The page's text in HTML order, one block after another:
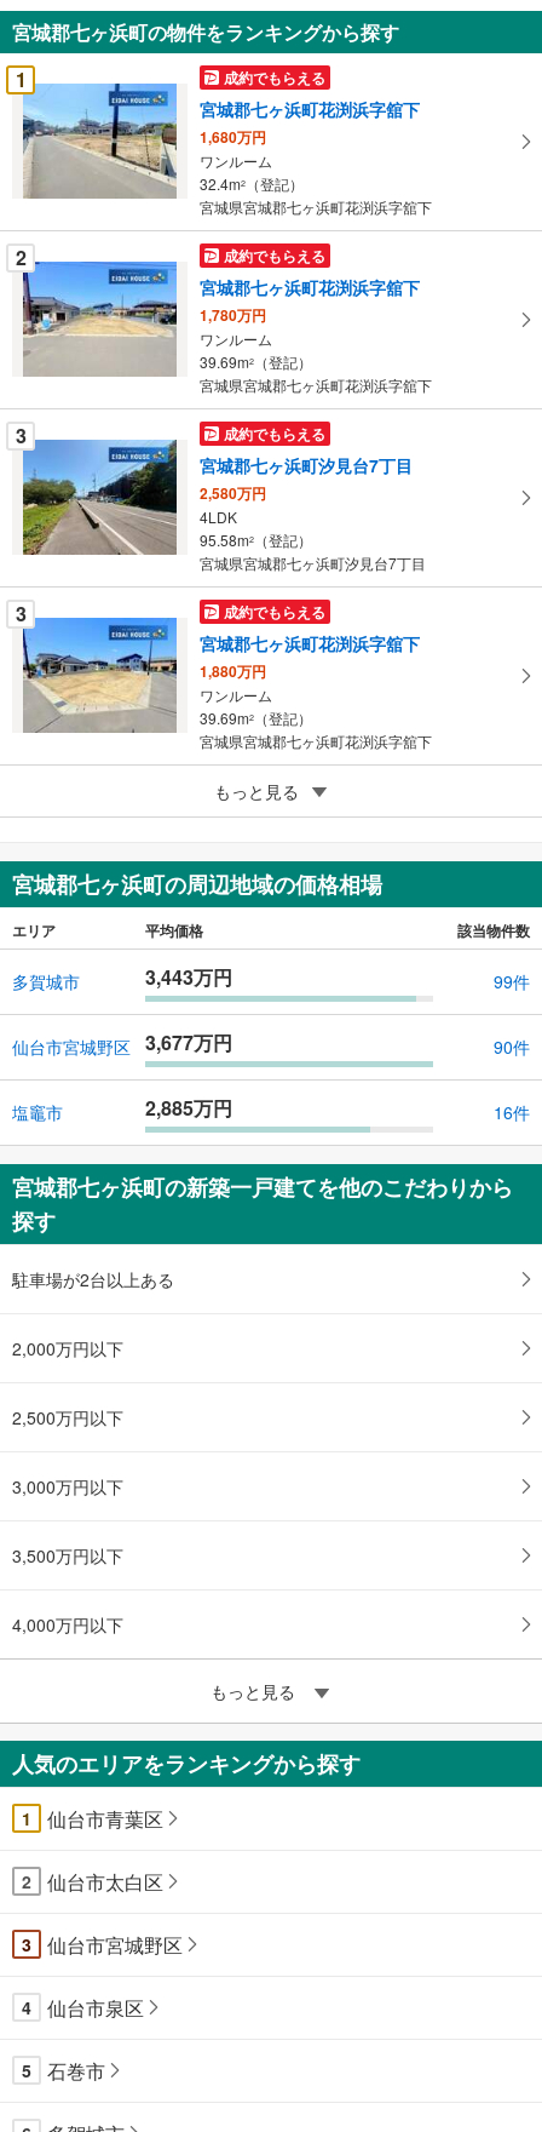
知
を
受
け
取
る
・
条
件
を
マ
イ
ペ
ー
に
保
す
る
宮城郡七ヶ浜町の物件をランキングから探す
1
成約でもらえる
宮城郡七ヶ浜町花渕浜字舘下
1,680万円
ワンルーム
32.4m2
（登記）
宮城県宮城郡七ヶ浜町花渕浜字舘下
2 成約でもらえる
宮城郡七ヶ浜町花渕浜字舘下
1,780万円
ワンルーム
39.69m2
（登記）
宮城県宮城郡七ヶ浜町花渕浜字舘下
3 成約でもらえる
宮城郡七ヶ浜町汐見台7丁目
2,580万円
4LDK
95.58m2
（登記）
宮城県宮城郡七ヶ浜町汐見台7丁目
3 成約でもらえる
宮城郡七ヶ浜町花渕浜字舘下
1,880万円
ワンルーム
39.69m2
（登記）
宮城県宮城郡七ヶ浜町花渕浜字舘下
成約でもらえる
宮城郡七ヶ浜町花渕浜字舘下
ワンルーム
32.4m2（登記）
もっと見る
宮城郡七ヶ浜町の周辺地域の価格相場
エリア 平均価格 該当物件数
多賀城市 3,443万円 99件
仙台市宮城野区 3,677万円 90件
塩竈市 2,885万円 16件
宮城郡七ヶ浜町の新築一戸建てを他のこだわりから
探す
駐車場が2台以上ある
2,000万円以下
2,500万円以下
3,000万円以下
3,500万円以下
4,000万円以下
もっと見る
人気のエリアをランキングから探す
1 仙台市青葉区
2 仙台市太白区
3 仙台市宮城野区
4 仙台市泉区
5 石巻市